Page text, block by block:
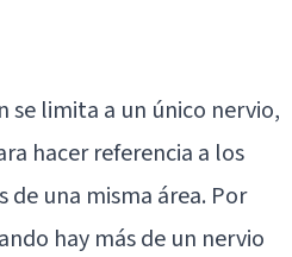
limita a un único nervio,
hacer referencia a los
una misma área. Por
hay más de un nervio